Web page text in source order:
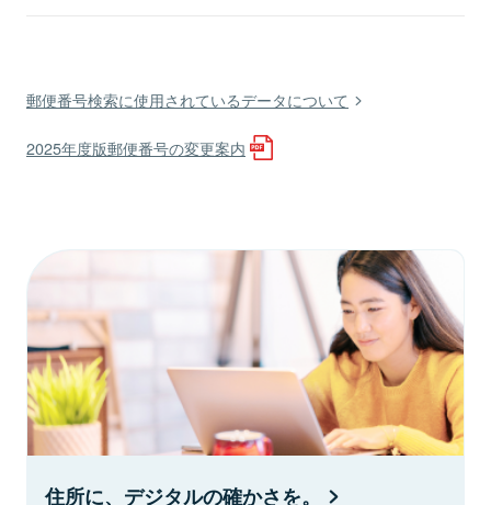
郵便番号検索に使用されているデータについて
2025年度版郵便番号の変更案内
住所に、デジタルの確かさを。